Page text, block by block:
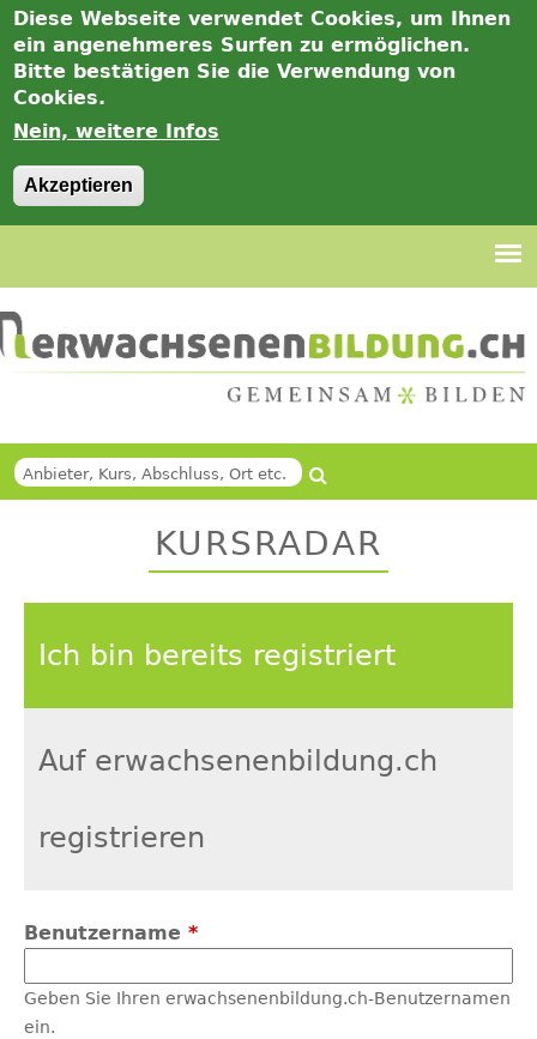
Diese Webseite verwendet Cookies, um Ihnen
ein angenehmeres Surfen zu ermöglichen.
Bitte bestätigen Sie die Verwendung von
Cookies.
Nein, weitere Infos
Akzeptieren
Suche
Back
KURSRADAR
Ich bin bereits registriert
Auf erwachsenenbildung.ch
registrieren
Benutzername *
Geben Sie Ihren erwachsenenbildung.ch-Benutzernamen
ein.